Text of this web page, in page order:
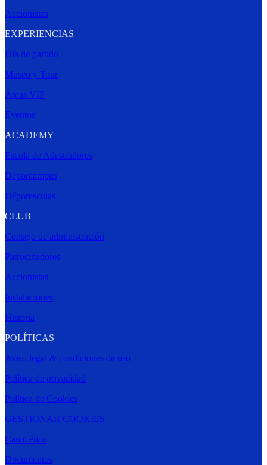
Accionistas
EXPERIENCIAS
Día de partido
Museo y Tour
Áreas VIP
Eventos
ACADEMY
Escola de Adestradores
Déporcampus
Déporescolas
CLUB
Consejo de administración
Patrocinadores
Accionistas
Instalaciones
Historia
POLÍTICAS
Aviso legal & condiciones de uso
Política de privacidad
Política de Cookies
GESTIONAR COOKIES
Canal ético
Documentos